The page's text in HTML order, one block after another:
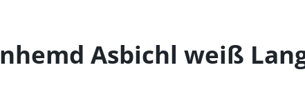
Asbichl weiß